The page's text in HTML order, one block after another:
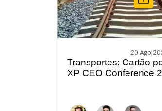
20 Ago
Transportes: Cartão
XP CEO Conference